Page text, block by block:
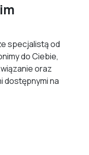
specjalistą od
do Ciebie,
oraz
dostępnymi na